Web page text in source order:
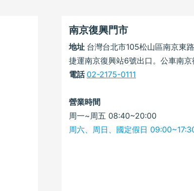
南京復興門市
地址 台灣台北市105松山區南京東
捷運南京復興站6號出口。公車南
電話 02-2175-0111
營業時間
周一~周五 08:40~20:00
周六、周日、國定假日